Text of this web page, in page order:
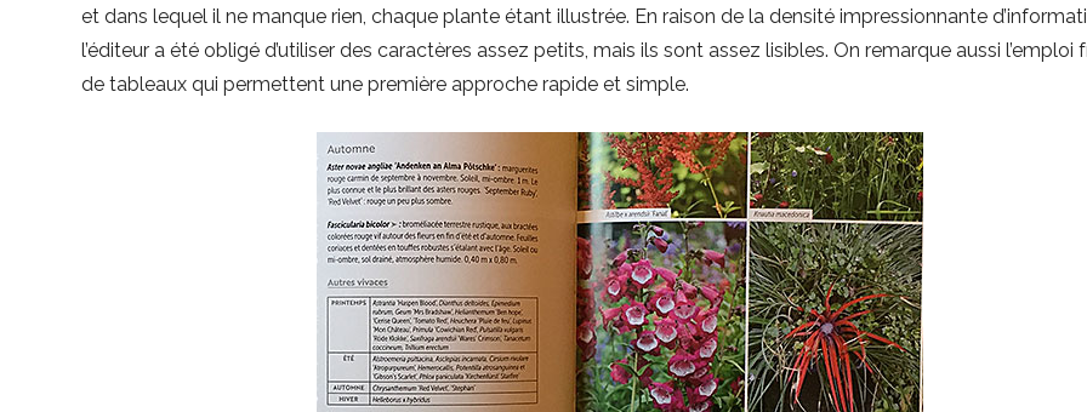
et dans lequel il ne manque rien, chaque plante étant illustrée. En raison de la densité impressionnante
l’éditeur a été obligé d’utiliser des caractères assez petits, mais ils sont assez lisibles. On remarque aussi l’emploi
de tableaux qui permettent une première approche rapide et simple.